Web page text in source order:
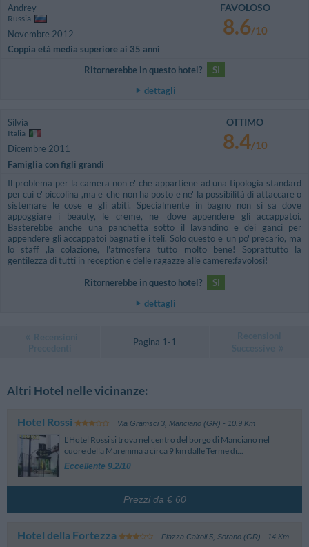
Andrey
Russia
Novembre 2012
Coppia età media superiore ai 35 anni
FAVOLOSO
8.6/10
Ritornerebbe in questo hotel?
SI
dettagli
Silvia
Italia
Dicembre 2011
Famiglia con figli grandi
OTTIMO
8.4/10
Il problema per la camera non e' che appartiene ad una tipologia standard
per cui e' piccolina ,ma e' che non ha posto e ne' la possibilità di attaccare o
sistemare le cose e gli abiti. Specialmente in bagno non si sa dove
appoggiare i beauty, le creme, ne' dove appendere gli accappatoi.
Basterebbe anche una panchetta sotto il lavandino e dei ganci per
appendere gli accappatoi bagnati e i teli. Solo questo e' un po' precario, ma
lo staff ,la colazione, l'atmosfera tutto molto bene! Soprattutto la
gentilezza di tutti in reception e delle ragazze alle camere:favolosi!
Ritornerebbe in questo hotel?
SI
dettagli
Pagina 1-1
Altri Hotel nelle vicinanze:
Hotel Rossi Via Gramsci 3, Manciano (GR) - 10.9 Km
L'Hotel Rossi si trova nel centro del borgo di Manciano nel
cuore della Maremma a circa 9 km dalle Terme di...
Eccellente 9.2/10
Prezzi da € 60
Hotel della Fortezza Piazza Cairoli 5, Sorano (GR) - 14 Km